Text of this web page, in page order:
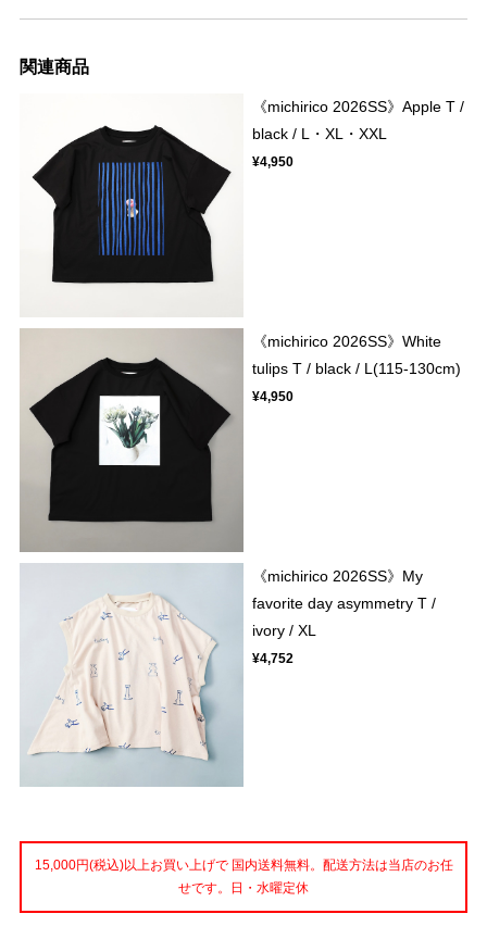
関連商品
《michirico 2026SS》Apple T /
black / L・XL・XXL
¥4,950
《michirico 2026SS》White
tulips T / black / L(115-130cm)
¥4,950
《michirico 2026SS》My
favorite day asymmetry T /
ivory / XL
¥4,752
15,000円(税込)以上お買い上げで 国内送料無料。配送方法は当店のお任
せです。日・水曜定休